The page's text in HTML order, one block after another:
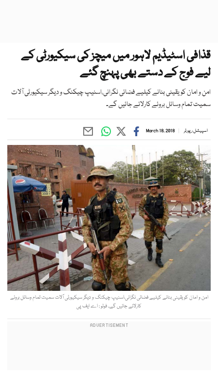
قذافی اسٹیڈیم لاہور میں میچز کی سیکیورٹی کے
لیے فوج کے دستے بھی پہنچ گئے
امن و امان کو یقینی بنانے کیلیے فضائی نگرانی،اسنیپ چیکنگ و دیگر سیکیورٹی آلات
سمیت تمام وسائل بروئے کارلائے جائیں گے۔
اسپیشل رپورٹر March 18, 2018
امن و امان کو یقینی بنانے کیلیے فضائی نگرانی،اسنیپ چیکنگ و دیگر سیکیورٹی آلات سمیت تمام وسائل بروئے
کارلائے جائیں گے۔ فوٹو : اے ایف پی